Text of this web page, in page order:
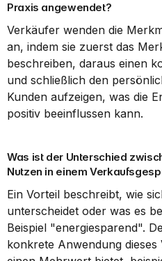
Praxis angewendet?
Verkäufer wenden die
an, indem sie zuerst das
beschreiben, daraus einen
und schließlich den
Kunden aufzeigen, was die
positiv beeinflussen kann.
Was ist der Unterschied
Nutzen in einem
Ein Vorteil beschreibt, wie
unterscheidet oder was es
Beispiel "energiesparend".
konkrete Anwendung dieses